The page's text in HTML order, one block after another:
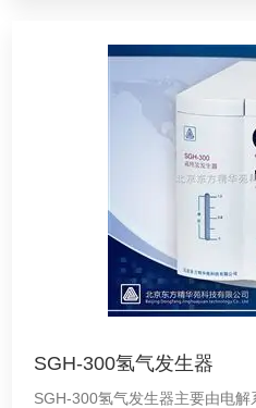
SGH-300氢气发生器
SGH-300氢气发生器主要由电